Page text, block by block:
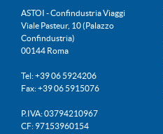
ASTOI - Confindustria Viaggi
Viale Pasteur, 10 (Palazzo
Confindustria)
00144 Roma
Tel: +39 06 5924206
Fax: +39 06 5915076
P.IVA: 03794210967
CF: 97153960154